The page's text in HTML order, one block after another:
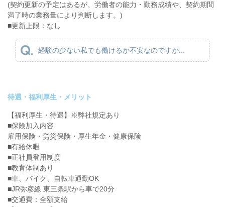
(契約更新の予定はあるが、労働者の能力・勤務成績や、契約期間
満了時の業務量により判断します。)
■更新上限：なし
経験の少ない私でも働けるか不安なのですが...
待遇・福利厚生・メリット
【福利厚生・待遇】※弊社規定あり
■保険加入内容
雇用保険・労災保険・厚生年金・健康保険
■有給休暇
■正社員登用制度
■教育体制あり
■車、バイク、自転車通勤OK
■JR弥彦線 東三条駅から車で20分
■交通費：全額支給